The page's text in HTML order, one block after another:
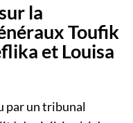
la
Toufik
et Louisa
par un tribunal